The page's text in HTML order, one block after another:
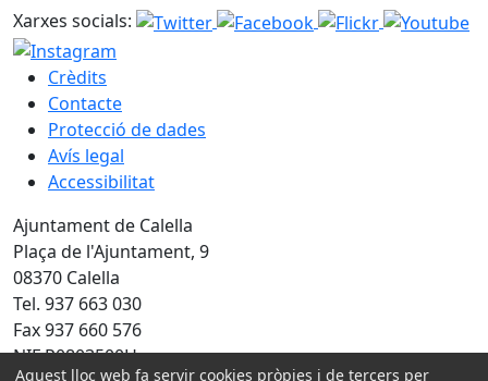
Xarxes socials:
Crèdits
Contacte
Protecció de dades
Avís legal
Accessibilitat
Ajuntament de Calella
Plaça de l'Ajuntament, 9
08370 Calella
Tel. 937 663 030
Fax 937 660 576
NIF P0803500H
Aquest lloc web fa servir cookies pròpies i de tercers per